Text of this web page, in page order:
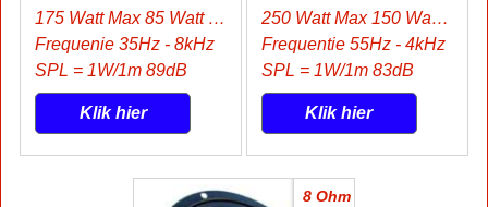
175 Watt Max 85 Watt Rms
Frequenie 35Hz - 8kHz
SPL = 1W/1m 89dB
Klik hier
250 Watt Max 150 Watt Rms
Frequentie 55Hz - 4kHz
SPL = 1W/1m 83dB
Klik hier
8 Ohm